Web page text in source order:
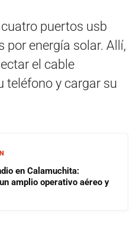
puertos usb
por energía solar. Allí,
el cable
teléfono y cargar su
en Calamuchita:
amplio operativo aéreo y